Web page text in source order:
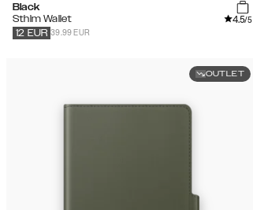
Black
Sthlm Wallet
4.5/5
39.99 EUR
12 EUR
OUTLET